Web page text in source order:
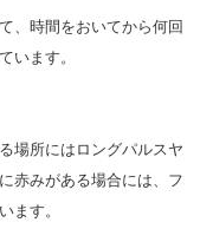
、時間をおいてから何回
います。
場所にはロングパルスヤ
赤みがある場合には、フ
ます。